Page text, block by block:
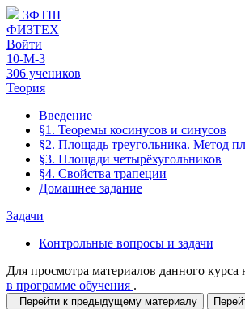
ЗФТШ
ФИЗТЕХ
Войти
10-М-3
306 учеников
Теория
Введение
§1. Теоремы косинусов и синусов
§2. Площадь треугольника. Метод
§3. Площади четырёхугольников
§4. Свойства трапеции
Домашнее задание
Задачи
Контрольные вопросы и задачи
Для просмотра материалов данного курса
в программе обучения .
Перейти к предыдущему материалу